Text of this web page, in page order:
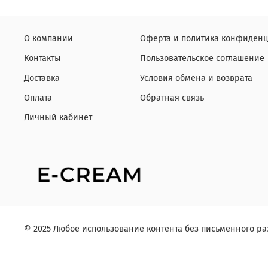
О компании
Контакты
Доставка
Оплата
Личный кабинет
Оферта и политика
Пользовательское соглашение
Условия обмена и возврата
Обратная связь
© 2025 Любое использование контента без письменного